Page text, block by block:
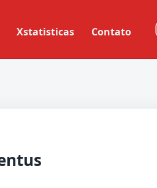
Xstatisticas Contato